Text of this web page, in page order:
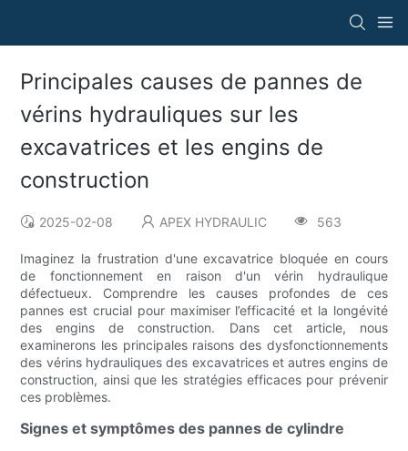
Principales causes de pannes de
vérins hydrauliques sur les
excavatrices et les engins de
construction
2025-02-08 APEX HYDRAULIC 563
Imaginez la frustration d'une excavatrice bloquée en cours
de fonctionnement en raison d'un vérin hydraulique
défectueux. Comprendre les causes profondes de ces
pannes est crucial pour maximiser l’efficacité et la longévité
des engins de construction. Dans cet article, nous
examinerons les principales raisons des dysfonctionnements
des vérins hydrauliques des excavatrices et autres engins de
construction, ainsi que les stratégies efficaces pour prévenir
ces problèmes.
Signes et symptômes des pannes de cylindre